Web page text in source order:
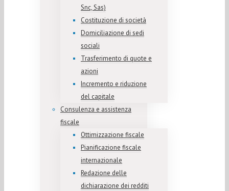
Snc, Sas)
Costituzione di società
Domiciliazione di sedi
sociali
Trasferimento di quote e
azioni
Incremento e riduzione
del capitale
Consulenza e assistenza
fiscale
Ottimizzazione fiscale
Pianificazione fiscale
internazionale
Redazione delle
dichiarazione dei redditi